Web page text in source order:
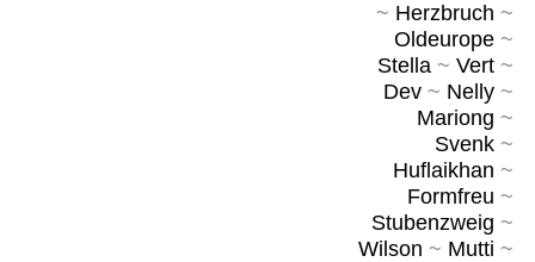
~ Herzbruch ~
Oldeurope~
Stella~ Vert~
Dev~ Nelly~
Mariong ~
Svenk~
Huflaikhan ~
Formfreu ~
Stubenzweig ~
Wilson ~ Mutti ~